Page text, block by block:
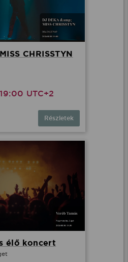
CHRISSTYN
UTC+2
Részletek
élő koncert